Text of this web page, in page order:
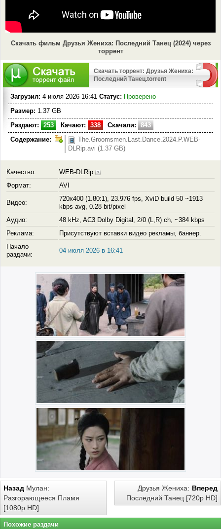
Скачать фильм Друзья Жениха: Последний Танец (2024) через
торрент
Скачать торрент: Друзья Жениха:
Последний Танец.torrent
Загрузил: 4 июля 2026 16:41 Статус: Проверено
Размер: 1.37 GB
Раздают:
253 Качают: 338 Скачали:
843
Содержание:
The.Groomsmen.Last.Dance.2024.P.WEB-
DLRip.avi (1.37 GB)
Качество:
WEB-DLRip
Формат:
AVI
Видео:
720x400 (1.80:1), 23.976 fps, XviD build 50 ~1913
kbps avg, 0.28 bit/pixel
Аудио:
48 kHz, AC3 Dolby Digital, 2/0 (L,R) ch, ~384 kbps
Реклама:
Присутствуют вставки видео рекламы, баннер.
Начало
раздачи:
04 июля 2026 в 16:41
Назад Мулан:
Разгорающееся Пламя
[1080p HD]
Вперед
Друзья Жениха:
Последний Танец [720p HD]
Похожие раздачи